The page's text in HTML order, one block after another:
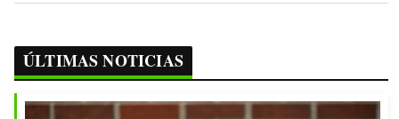
ÚLTIMAS NOTICIAS